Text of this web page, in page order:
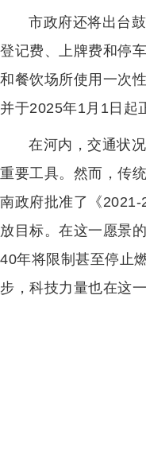
市政府还将出台
登记费、上牌费和停
和餐饮场所使用一次
并于2025年1月1日起
在河内，交通状
重要工具。然而，传
南政府批准了《
放目标。在这一愿景
40年将限制甚至停止
步，科技力量也在这